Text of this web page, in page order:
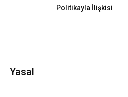
Politikayla İlişkisi
Yasal